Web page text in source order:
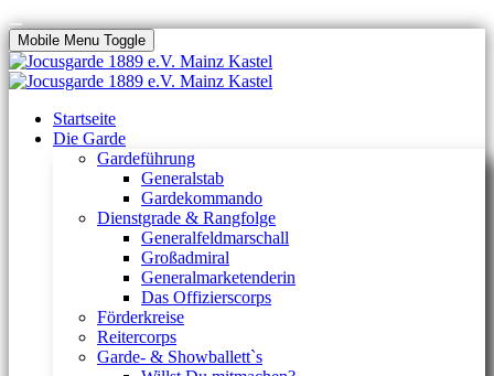
Mobile Menu Toggle
Startseite
Die Garde
Gardeführung
Generalstab
Gardekommando
Dienstgrade & Rangfolge
Generalfeldmarschall
Großadmiral
Generalmarketenderin
Das Offizierscorps
Förderkreise
Reitercorps
Garde- & Showballett`s